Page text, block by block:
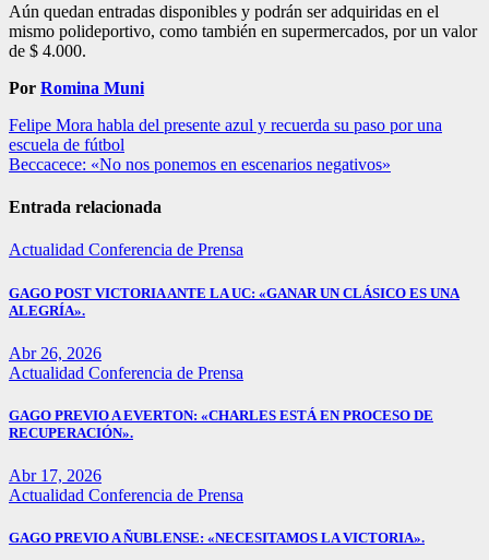
Aún quedan entradas disponibles y podrán ser adquiridas en el
mismo polideportivo, como también en supermercados, por un valor
de $ 4.000.
Por Romina Muni
Navegación
de
Felipe Mora habla del presente azul y recuerda su paso por una
escuela de fútbol
Beccacece: «No nos ponemos en escenarios negativos»
Entrada relacionada
Actualidad Conferencia de Prensa
GAGO POST VICTORIA ANTE LA UC: «GANAR UN CLÁSICO ES UNA
ALEGRÍA».
Abr 26, 2026
Actualidad Conferencia de Prensa
GAGO PREVIO A EVERTON: «CHARLES ESTÁ EN PROCESO DE
RECUPERACIÓN».
Abr 17, 2026
Actualidad Conferencia de Prensa
GAGO PREVIO A ÑUBLENSE: «NECESITAMOS LA VICTORIA».